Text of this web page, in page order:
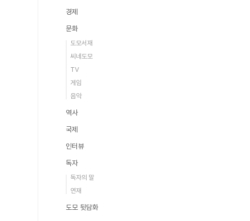
경제
문화
도모서재
씨네도모
TV
게임
음악
역사
국제
인터뷰
독자
독자의 말
연재
도모 뒷담화